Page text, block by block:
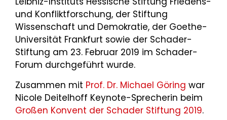
und Konfliktforschung, der Stiftung
Wissenschaft und Demokratie, der Goethe-
Universität Frankfurt sowie der Schader-
Stiftung am 23. Februar 2019 im Schader-
Forum durchgeführt wurde.
Zusammen mit Prof. Dr. Michael Göring war
Nicole Deitelhoff Keynote-Sprecherin beim
Großen Konvent der Schader Stiftung 2019.